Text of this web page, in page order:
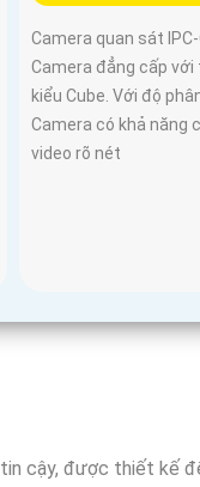
Camera quan sát
Camera đẳng cấp
kiểu Cube. Với độ
Camera có khả năng
video rõ nét
cậy, được thiết kế